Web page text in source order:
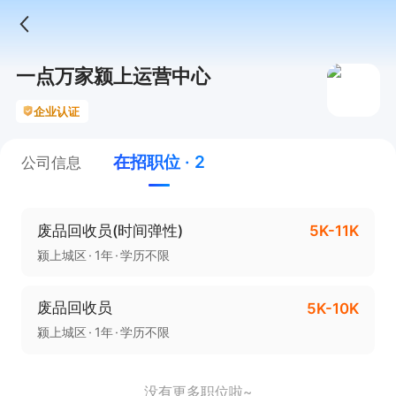
一点万家颍上运营中心
企业认证
公司信息 在招职位 · 2
废品回收员(时间弹性) 5K-11K
颍上城区 1年 学历不限
废品回收员 5K-10K
颍上城区 1年 学历不限
没有更多职位啦~